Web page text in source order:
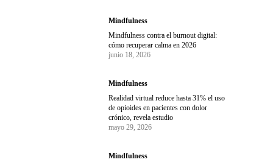
Mindfulness
Mindfulness contra el burnout digital:
cómo recuperar calma en 2026
junio 18, 2026
Mindfulness
Realidad virtual reduce hasta 31% el uso
de opioides en pacientes con dolor
crónico, revela estudio
mayo 29, 2026
Mindfulness